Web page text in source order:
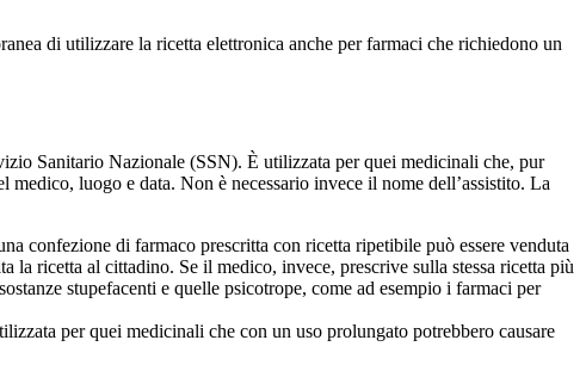
di utilizzare la ricetta elettronica anche per farmaci che richiedono un
Sanitario Nazionale (SSN). È utilizzata per quei medicinali che, pur
luogo e data. Non è necessario invece il nome dell’assistito. La
confezione di farmaco prescritta con ricetta ripetibile può essere venduta
ricetta al cittadino. Se il medico, invece, prescrive sulla stessa ricetta più
stupefacenti e quelle psicotrope, come ad esempio i farmaci per
per quei medicinali che con un uso prolungato potrebbero causare